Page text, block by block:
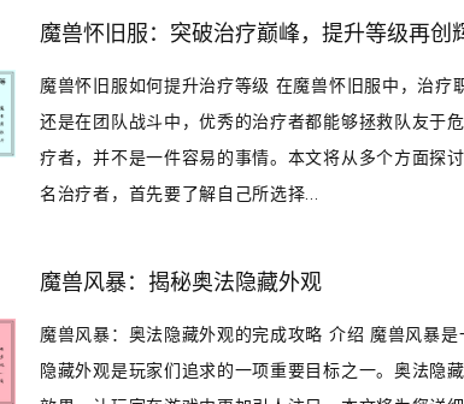
魔兽怀旧服：突破治疗巅峰，提升等级再创
魔兽怀旧服如何提升治疗等级 在魔兽怀旧服中，治疗
还是在团队战斗中，优秀的治疗者都能够拯救队友于
疗者，并不是一件容易的事情。本文将从多个方面探
名治疗者，首先要了解自己所选择...
魔兽风暴：揭秘奥法隐藏外观
魔兽风暴：奥法隐藏外观的完成攻略 介绍 魔兽风暴
隐藏外观是玩家们追求的一项重要目标之一。奥法隐